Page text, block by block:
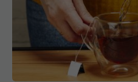
Cum se bea ceaiul
ceașcă perfectă de
14 ian 2025, 11:57